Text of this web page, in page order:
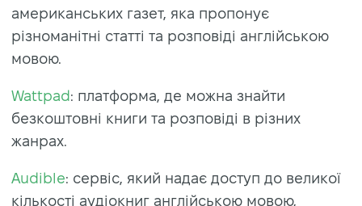
американських газет, яка пропонує
різноманітні статті та розповіді англійською
мовою.
Wattpad: платформа, де можна знайти
безкоштовні книги та розповіді в різних
жанрах.
Audible: сервіс, який надає доступ до великої
кількості аудіокниг англійською мовою,